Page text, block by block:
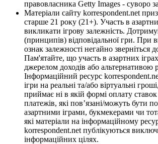
правовласника Getty Images - суворо
Матеріали сайту korrespondent.net
старше 21 року (21+). Участь в
викликати ігрову залежність.
(принципів) відповідальної гри. При
ознак залежності негайно зверніться
Пам'ятайте, що участь в азартних
джерелом доходів або альтернативою
Інформаційний ресурс
ігри на реальні та/або віртуальні
приймає ні в якій формі оплату
платежів, які пов’язані/можуть бути
азартними іграми, букмекерами чи
які матеріали на інформаційному
korrespondent.net публікуються
інформаційних цілях.